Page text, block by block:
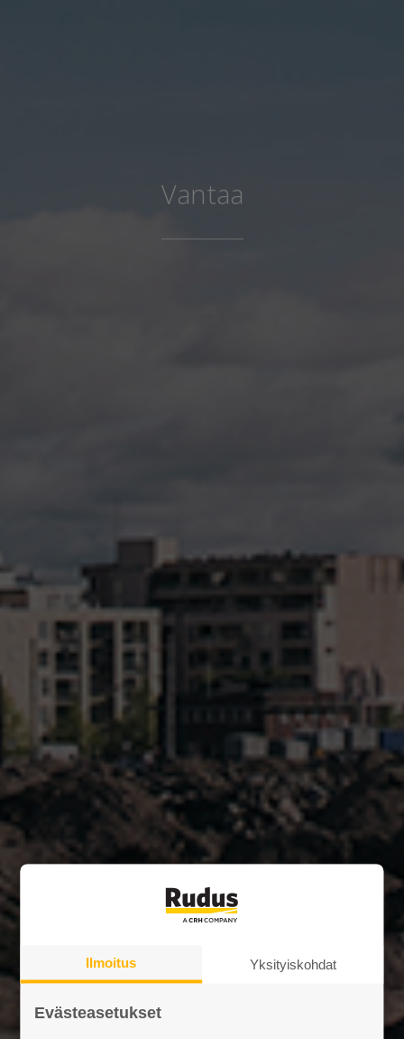
Vantaa
Ilmoitus Yksityiskohdat
Evästeasetukset